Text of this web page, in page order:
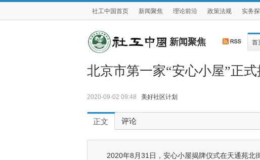
社工中国首页 新闻聚焦 理论前沿 政策法规 实务
新闻聚焦 首
北京市第一家“安心小屋”正式
2020-09-02 09:48 美好社区计划
正文 评论
2020年8月31日，安心小屋揭牌仪式在天通苑北